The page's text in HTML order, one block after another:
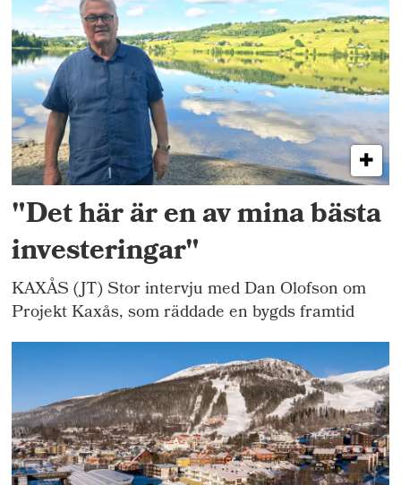
"Det här är en av mina bästa
investeringar"
KAXÅS (JT) Stor intervju med Dan Olofson om
Projekt Kaxås, som räddade en bygds framtid